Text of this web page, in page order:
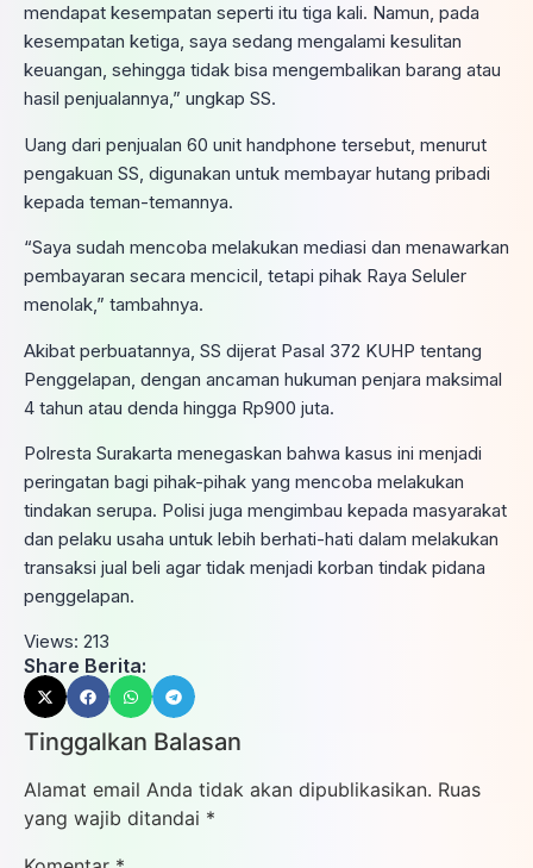
mendapat kesempatan seperti itu tiga kali. Namun, pada
kesempatan ketiga, saya sedang mengalami kesulitan
keuangan, sehingga tidak bisa mengembalikan barang atau
hasil penjualannya,” ungkap SS.
Uang dari penjualan 60 unit handphone tersebut, menurut
pengakuan SS, digunakan untuk membayar hutang pribadi
kepada teman-temannya.
“Saya sudah mencoba melakukan mediasi dan menawarkan
pembayaran secara mencicil, tetapi pihak Raya Seluler
menolak,” tambahnya.
Akibat perbuatannya, SS dijerat Pasal 372 KUHP tentang
Penggelapan, dengan ancaman hukuman penjara maksimal
4 tahun atau denda hingga Rp900 juta.
Polresta Surakarta menegaskan bahwa kasus ini menjadi
peringatan bagi pihak-pihak yang mencoba melakukan
tindakan serupa. Polisi juga mengimbau kepada masyarakat
dan pelaku usaha untuk lebih berhati-hati dalam melakukan
transaksi jual beli agar tidak menjadi korban tindak pidana
penggelapan.
Views: 213
Share Berita:
Tinggalkan Balasan
Alamat email Anda tidak akan dipublikasikan. Ruas
yang wajib ditandai *